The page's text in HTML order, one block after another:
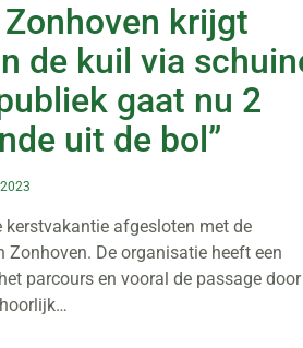
krijgt
de kuil via
gaat nu 2
uit de bol”
kerstvakantie afgesloten met de
Zonhoven. De organisatie heeft een
parcours en vooral de passage door